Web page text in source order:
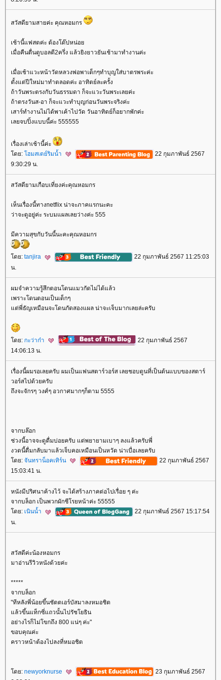
สวัสดียามสายค่ะ คุณหอมกร
เช้านี้แฟสดค่ะ ต้องโด๊ปหน่อ
เมื่อคืนตื่นดูบอลตี2ครึ่ง แล้วยิงยาวยันเช้ามาทำงานค่ะ
เมื่อเช้าแวะหน้าวัดหลวงพ่อพาเด็กๆทำบุญใส่บาตรพระค่ะ
ตั้งแต่ปีใหม่มาทำตลอดค่ะ อาทิตย์ละครั้ง
ถ้าวันพระตรงกับวันธรรมดา ก็จะแวะวันพระเลยค่ะ
ถ้าตรงวันส-อา ก็จะแวะทำบุญก่อนวันพระจริงค่ะ
เสาร์ทำงานไม่ได้พาเค้าไปวัด วันอาทิตย์ก็อยากพักค่ะ
เลยจบปิ้งแบบนี้ค่ะ 555555
เรื่องเล่าเช้านี้ค่ะ
ดย: ฮมสเตย์ริมน้ำ
22 กุมภาพันธ์ 2567
9:30:29 น.
สวัสดียามเกือบเที่ยงค่ะคุณหอมกร
เห็นเรื่องนี้ทางnetflix น่าจะภาคแรกนะคะ
ว่าจะดูอยู่ค่ะ ระบมแผลเลยว่างค่ะ 555
มีความสุขกับวันนี้นะคะคุณหอมกร
ดย: tanjira
22 กุมภาพันธ์ 2567 11:25:03
น.
ผมจำความรู้สึกตอนโดนแมวกัดไม่ได้แล้ว
เพราะโดนตอนเป็นเด็กๆ
ต่พี่ธัญเหมือนจะโดนกัดสองแผล น่าจะเจ็บมากเลยล่ะครับ
ดย: กะว่าก๋า
22 กุมภาพันธ์ 2567
14:06:13 น.
เรื่องนี้ผมรอเลยครับ ผมเป็นแฟนสตาร์วอร์ส เลยชอบดูนที่เป็นต้นแบบของสตาร์
วอร์สไปด้วยครับ
ถึงจะจักรๆ วงศ์ๆ อวกาศมากๆก็ตาม 5555
จากบล๊อก
ช่วงนี้อาจจะดูดื่มบ่อยครับ แต่พยายามเบาๆ ลงแล้วครับพี่
งวดนี้ดื่มกลับมาแล้วเจ็บคอเหมือนเป็นหวัด น่าเบื่อเลยครับ
ดย: จันทราน็อคเทิร์น
22 กุมภาพันธ์ 2567
15:03:41 น.
หนังมีปริศนาค้างไว้ จะได้สร้างภาคต่อไปเรื่อย ๆ ค่ะ
จากบล็อก เป็นพวกผักชีโรยหน้าค่ะ 55555
ดย: เนินน้ำ
22 กุมภาพันธ์ 2567 15:17:54
น.
สวัสดีค่ะน้องหอมกร
มาอ่านรีวิวหนังด้วยค่ะ
*****
จากบล็อก
"ทีหลังพี่น้อยขึ้นชัตตเอร์บัสมาลงหมอชิต
ล้วขึ้นแท็กซี่แถวนั้นไปรัชโยธิน
อย่างไรก็ไม่โขกถึง 800 แน่ๆ ค่ะ"
ขอบคุณค่ะ
คราวหน้าต้องไปลงที่หมอชิต
ดย: newyorknurse
23 กุมภาพันธ์ 2567